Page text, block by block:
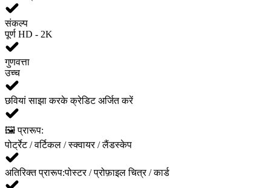
संकल्प
पूर्ण HD - 2K
गुणवत्ता
उच्च
छवियां साझा करके क्रेडिट अर्जित करें
🖼️ प्रारूप:
पोर्ट्रेट / वर्टिकल / स्क्वायर / लैंडस्केप
अतिरिक्त प्रारूप:पोस्टर / प्रोफ़ाइल चित्र / कार्ड